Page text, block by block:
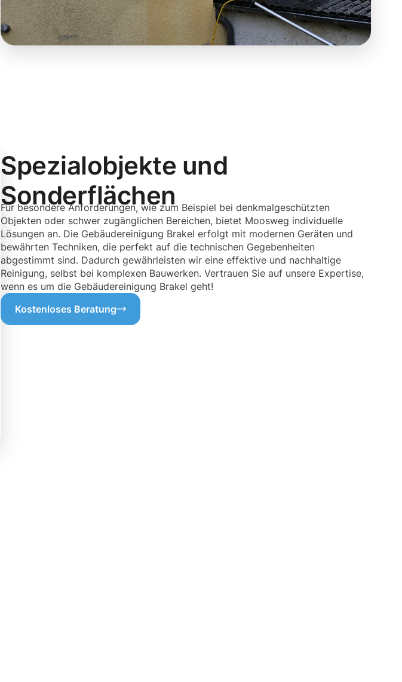
Spezialobjekte und
Sonderflächen
Für besondere Anforderungen, wie zum Beispiel bei denkmalgeschützten
Objekten oder schwer zugänglichen Bereichen, bietet Moosweg individuelle
Lösungen an. Die Gebäudereinigung Brakel erfolgt mit modernen Geräten und
bewährten Techniken, die perfekt auf die technischen Gegebenheiten
abgestimmt sind. Dadurch gewährleisten wir eine effektive und nachhaltige
Reinigung, selbst bei komplexen Bauwerken. Vertrauen Sie auf unsere Expertise,
wenn es um die Gebäudereinigung Brakel geht!
Kostenloses Beratung